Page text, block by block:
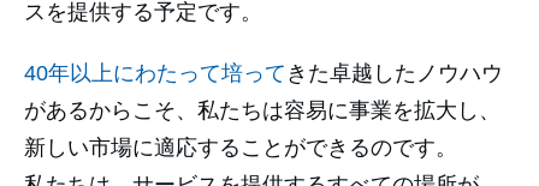
スを提供する予定です。
40年以上にわたって培って きた卓越したノウハウ
があるからこそ、私たちは容易に事業を拡大し、
新しい市場に適応することができるのです。